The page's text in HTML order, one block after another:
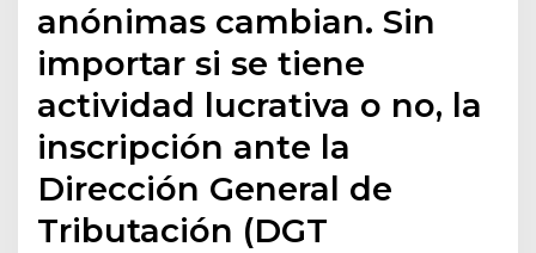
anónimas cambian. Sin
importar si se tiene
actividad lucrativa o no, la
inscripción ante la
Dirección General de
Tributación (DGT